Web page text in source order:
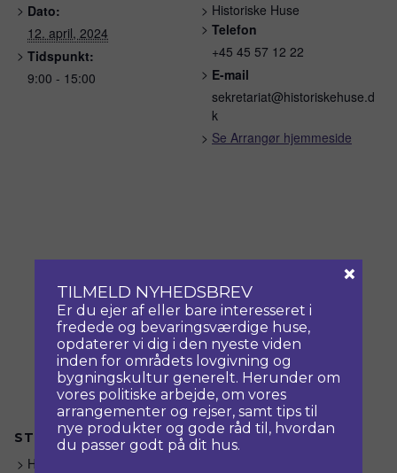
Dato:
12. april, 2024
Tidspunkt:
9:00 - 15:00
Historiske Huse
Telefon
+45 45 57 12 22
E-mail
sekretariat@historiskehuse.d
k
Se Arrangør hjemmeside
STED
Hverringe
TILMELD NYHEDSBREV
Er du ejer af eller bare interesseret i
fredede og bevaringsværdige huse,
opdaterer vi dig i den nyeste viden
inden for områdets lovgivning og
bygningskultur generelt. Herunder om
vores politiske arbejde, om vores
arrangementer og rejser, samt tips til
nye produkter og gode råd til, hvordan
du passer godt på dit hus.
×